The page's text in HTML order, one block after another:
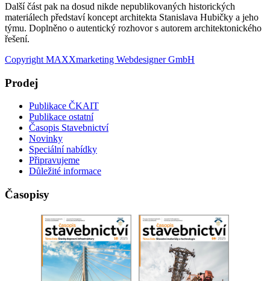
Další část pak na dosud nikde nepublikovaných historických
materiálech představí koncept architekta Stanislava Hubičky a jeho
týmu. Doplněno o autentický rozhovor s autorem architektonického
řešení.
Copyright MAXXmarketing Webdesigner GmbH
Prodej
Publikace ČKAIT
Publikace ostatní
Časopis Stavebnictví
Novinky
Speciální nabídky
Připravujeme
Důležité informace
Časopisy